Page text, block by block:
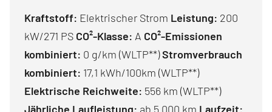
Kraftstoff: Elektrischer Strom Leistung: 200
kW/271 PS CO²-Klasse: A CO²-Emissionen
kombiniert: 0 g/km (WLTP**)Stromverbrauch
kombiniert: 17,1 kWh/100km (WLTP**)
Elektrische Reichweite: 556 km (WLTP**)
Jährliche Laufleistung: ab 5.000 km Laufzeit: